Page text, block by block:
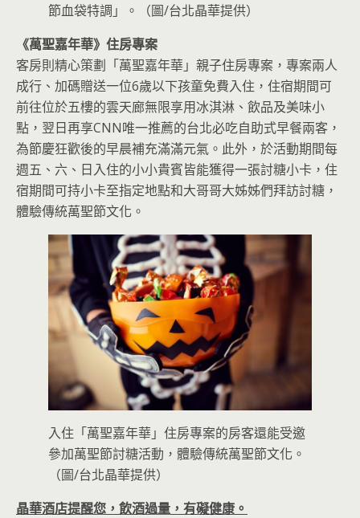
節血袋特調」。（圖/台北晶華提供）
《萬聖嘉年華》住房專案
客房則精心策劃「萬聖嘉年華」親子住房專案，專案兩人
成行、加碼贈送一位6歲以下孩童免費入住，住宿期間可
前往位於五樓的雲天廊無限享用冰淇淋、飲品及美味小
點，翌日再享CNN唯一推薦的台北必吃自助式早餐兩客，
為節慶狂歡後的早晨補充滿滿元氣。此外，於活動期間每
週五、六、日入住的小小貴賓皆能獲得一張討糖小卡，住
宿期間可持小卡至指定地點和大哥哥大姊姊們拜訪討糖，
體驗傳統萬聖節文化。
入住「萬聖嘉年華」住房專案的房客還能受邀
參加萬聖節討糖活動，體驗傳統萬聖節文化。
（圖/台北晶華提供）
晶華酒店提醒您，飲酒過量，有礙健康。